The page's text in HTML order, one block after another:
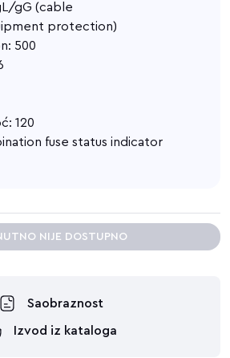
gG (cable
protection)
500
120
fuse status indicator
NIJE DOSTUPNO
Saobraznost
Izvod iz kataloga